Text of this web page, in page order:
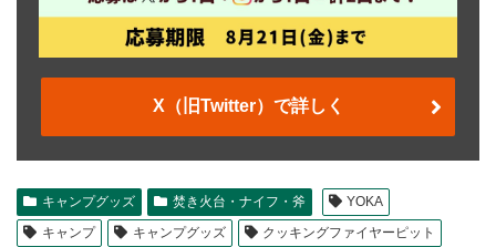
X（旧Twitter）で詳しく
キャンプグッズ 焚き火台・ナイフ・斧
YOKA
キャンプ
キャンプグッズ
クッキングファイヤーピット